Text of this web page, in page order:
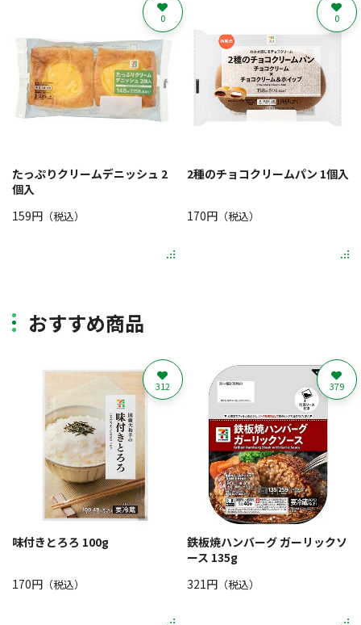
たっぷりクリームデニッシュ 2
個入
159円 （税込）
0
2種のチョコクリームパン 1個入
170円（税込）
0
おすすめ商品
味付きとろろ 100g
170円 （税込）
312
鉄板焼ハンバーグ ガーリックソ
ース 135g
321円（税込）
379